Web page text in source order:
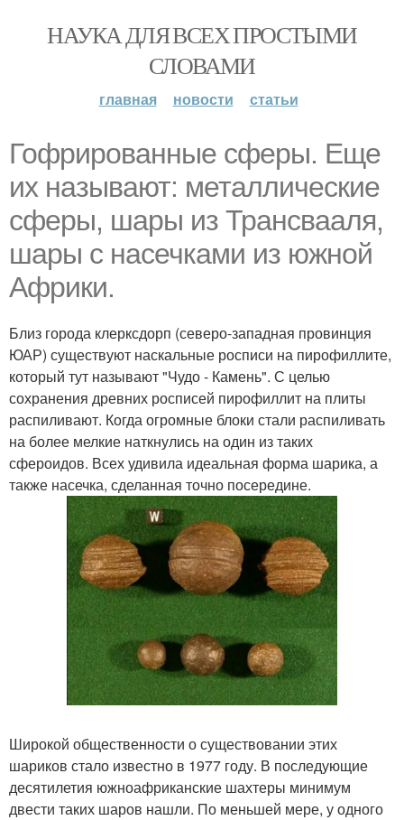
НАУКА ДЛЯ ВСЕХ ПРОСТЫМИ
СЛОВАМИ
главная новости статьи
Гофрированные сферы. Еще
их называют: металлические
сферы, шары из Трансвааля,
шары с насечками из южной
Африки.
Близ города клерксдорп (северо-западная провинция
ЮАР) существуют наскальные росписи на пирофиллите,
который тут называют "Чудо - Камень". С целью
сохранения древних росписей пирофиллит на плиты
распиливают. Когда огромные блоки стали распиливать
на более мелкие наткнулись на один из таких
сфероидов. Всех удивила идеальная форма шарика, а
также насечка, сделанная точно посередине.
Широкой общественности о существовании этих
шариков стало известно в 1977 году. В последующие
десятилетия южноафриканские шахтеры минимум
двести таких шаров нашли. По меньшей мере, у одного